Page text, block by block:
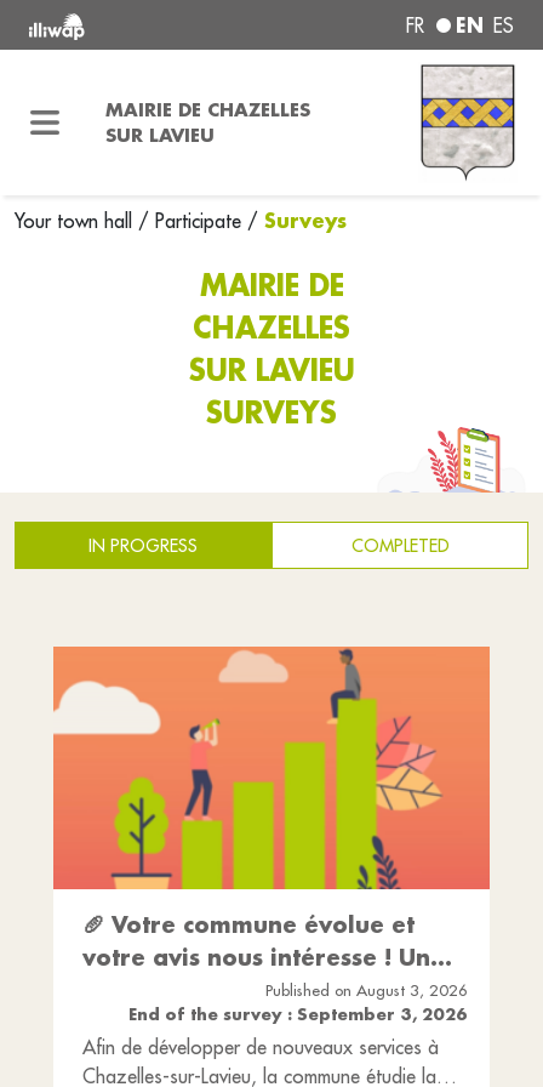
FR EN ES
MAIRIE DE CHAZELLES
SUR LAVIEU
Your town hall / Participate / Surveys
MAIRIE DE
CHAZELLES
SUR LAVIEU
SURVEYS
IN PROGRESS COMPLETED
Published on August 3, 2026
End of the survey : September 3, 2026
🥖 Votre commune évolue et
votre avis nous intéresse ! Un
service alimentaire de
proximité…
Afin de développer de nouveaux services à
Chazelles-sur-Lavieu, la commune étudie la